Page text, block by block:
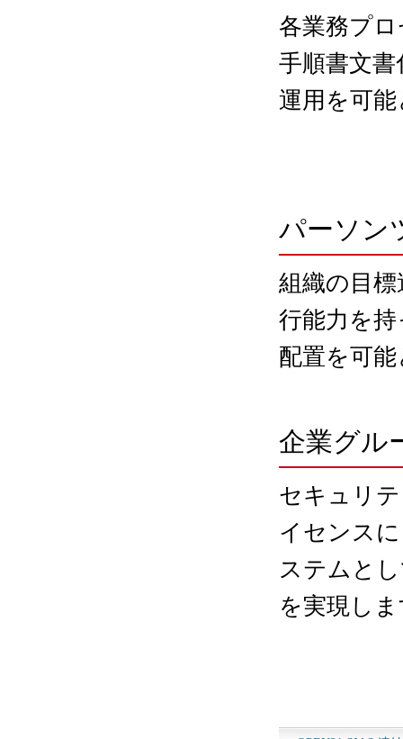
各業務プ
手順書文
運用を可
パーソン
組織の目
行能力を
配置を可
企業グル
セキュリ
イセンス
ステムと
を実現し